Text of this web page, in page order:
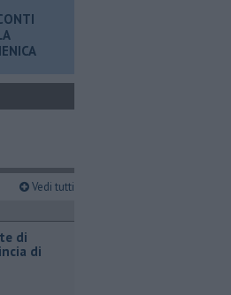
Vedi tutti
di
di